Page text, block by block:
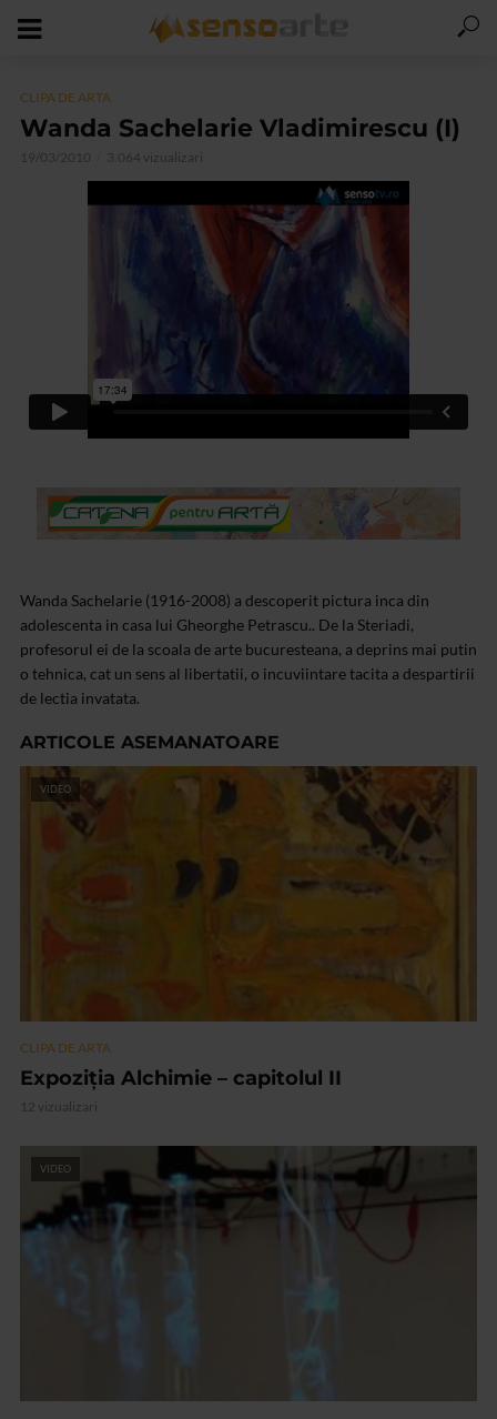
CLIPA DE ARTA
Wanda Sachelarie Vladimirescu (I)
19/03/2010 3.064 vizualizari
Wanda Sachelarie (1916-2008) a descoperit pictura inca din
adolescenta in casa lui Gheorghe Petrascu.. De la Steriadi,
profesorul ei de la scoala de arte bucuresteana, a deprins mai putin
o tehnica, cat un sens al libertatii, o incuviintare tacita a despartirii
de lectia invatata.
ARTICOLE ASEMANATOARE
VIDEO
CLIPA DE ARTA
Expoziția Alchimie – capitolul II
12 vizualizari
VIDEO